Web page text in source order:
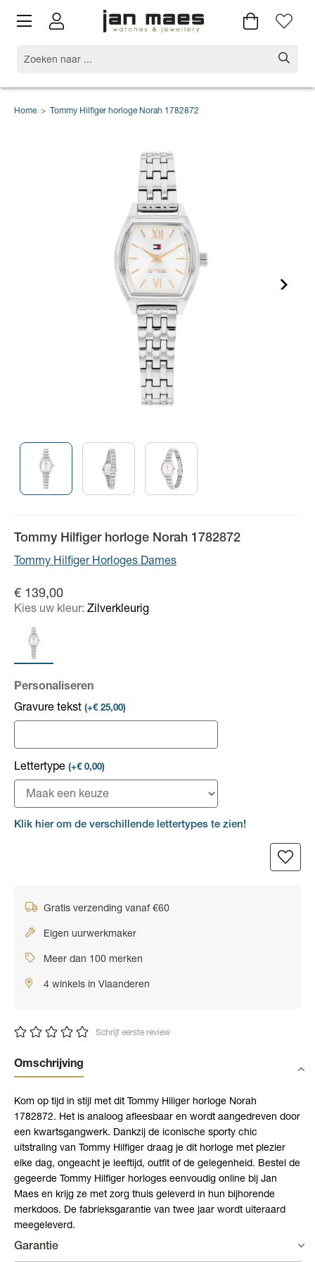
Home > Tommy Hilfiger horloge Norah 1782872
Tommy Hilfiger horloge Norah 1782872
Tommy Hilfiger Horloges Dames
€ 139,00
Kies uw kleur: Zilverkleurig
Personaliseren
Gravure tekst (+€ 25,00)
Lettertype (+€ 0,00)
Klik hier om de verschillende lettertypes te zien!
Gratis verzending vanaf €60
Eigen uurwerkmaker
Meer dan 100 merken
4 winkels in Vlaanderen
Schrijf eerste review
Omschrijving
Kom op tijd in stijl met dit Tommy Hiliger horloge Norah
1782872. Het is analoog afleesbaar en wordt aangedreven door
een kwartsgangwerk. Dankzij de iconische sporty chic
uitstraling van Tommy Hilfiger draag je dit horloge met plezier
elke dag, ongeacht je leeftijd, outfit of de gelegenheid. Bestel de
gegeerde Tommy Hilfiger horloges eenvoudig online bij Jan
Maes en krijg ze met zorg thuis geleverd in hun bijhorende
merkdoos. De fabrieksgarantie van twee jaar wordt uiteraard
meegeleverd.
Garantie